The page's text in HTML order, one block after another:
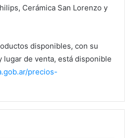
Cerámica San Lorenzo y
disponibles, con su
de venta, está disponible
precios-